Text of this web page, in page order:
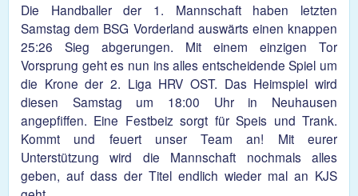
Die Handballer der 1. Mannschaft haben letzten
Samstag dem BSG Vorderland auswärts einen knappen
25:26 Sieg abgerungen. Mit einem einzigen Tor
Vorsprung geht es nun ins alles entscheidende Spiel um
die Krone der 2. Liga HRV OST. Das Heimspiel wird
diesen Samstag um 18:00 Uhr in Neuhausen
angepfiffen. Eine Festbeiz sorgt für Speis und Trank.
Kommt und feuert unser Team an! Mit eurer
Unterstützung wird die Mannschaft nochmals alles
geben, auf dass der Titel endlich wieder mal an KJS